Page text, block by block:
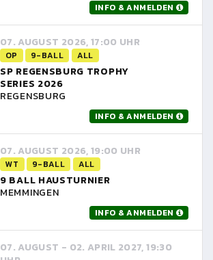
INFO & ANMELDEN
07. AUGUST 2026, 17:00 UHR
OP 9-BALL ALL
SP REGENSBURG TROPHY
SERIES 2026
REGENSBURG
INFO & ANMELDEN
07. AUGUST 2026, 19:00 UHR
WT 9-BALL ALL
9 BALL HAUSTURNIER
MEMMINGEN
INFO & ANMELDEN
07. AUGUST - 02. APRIL 2027, 19:30